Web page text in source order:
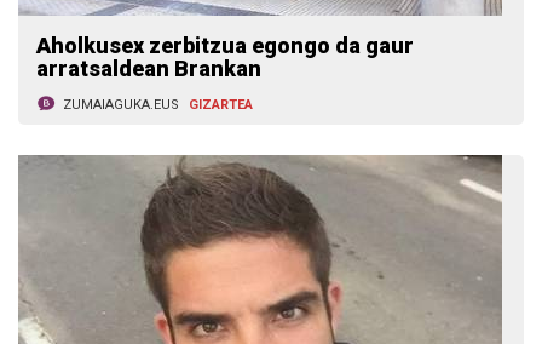
Aholkusex zerbitzua egongo da gaur
arratsaldean Brankan
ZUMAIAGUKA.EUS GIZARTEA